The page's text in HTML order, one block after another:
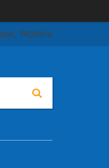
Україна